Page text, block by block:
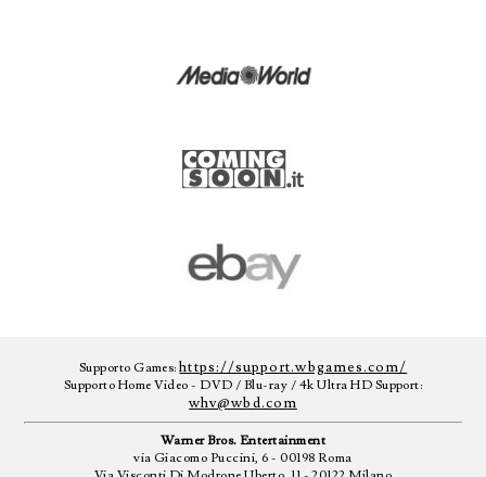
Supporto Games:https://support.wbgames.com/
Supporto Home Video - DVD / Blu-ray / 4k Ultra HD Support:
whv@wbd.com
Warner Bros. Entertainment
via Giacomo Puccini, 6 - 00198 Roma